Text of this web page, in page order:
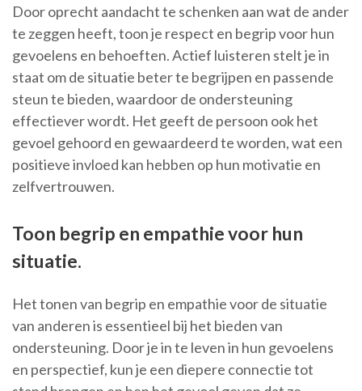
Door oprecht aandacht te schenken aan wat de ander
te zeggen heeft, toon je respect en begrip voor hun
gevoelens en behoeften. Actief luisteren stelt je in
staat om de situatie beter te begrijpen en passende
steun te bieden, waardoor de ondersteuning
effectiever wordt. Het geeft de persoon ook het
gevoel gehoord en gewaardeerd te worden, wat een
positieve invloed kan hebben op hun motivatie en
zelfvertrouwen.
Toon begrip en empathie voor hun
situatie.
Het tonen van begrip en empathie voor de situatie
van anderen is essentieel bij het bieden van
ondersteuning. Door je in te leven in hun gevoelens
en perspectief, kun je een diepere connectie tot